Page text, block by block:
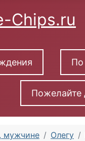
По
Пожелайте
мужчине Олегу